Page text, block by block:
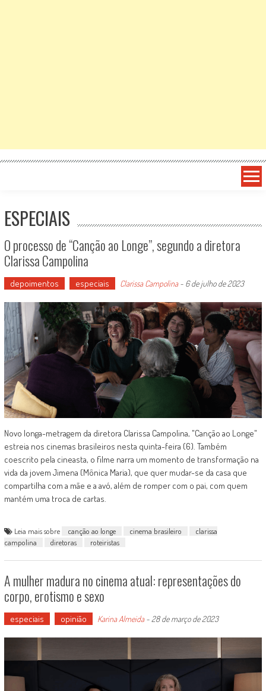
ESPECIAIS
O processo de “Canção ao Longe”, segundo a diretora
Clarissa Campolina
depoimentos especiais Clarissa Campolina- 6 de julho de 2023
Novo longa-metragem da diretora Clarissa Campolina, "Canção ao Longe"
estreia nos cinemas brasileiros nesta quinta-feira (6). Também
coescrito pela cineasta, o filme narra um momento de transformação na
vida da jovem Jimena (Mônica Maria), que quer mudar-se da casa que
compartilha com a mãe e a avó, além de romper com o pai, com quem
mantém uma troca de cartas.
Leia mais sobre canção ao longe cinema brasileiro
clarissa
campolina
diretoras roteiristas
A mulher madura no cinema atual: representações do
corpo, erotismo e sexo
especiais opinião Karina Almeida-28 de março de 2023